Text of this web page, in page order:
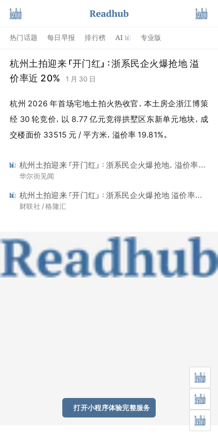
热门话题 每日早报 排行榜 AI 专业版
杭州土拍迎来「开门红」：浙系民企火爆抢地 溢
价率近 20%
1 月 30 日
杭州 2026 年首场宅地土拍火热收官，本土房企浙江博策
经 30 轮竞价，以 8.77 亿元竞得拱墅区东新单元地块，成
交楼面价 33515 元 / 平方米，溢价率 19.81%。
杭州土拍迎来「开门红」：浙系民企火爆抢地，溢价率近 20%
华尔街见闻
杭州土拍迎来「开门红」：浙系民企火爆抢地 溢价率近 20%
财联社 / 格隆汇
打开小程序体验完整服务